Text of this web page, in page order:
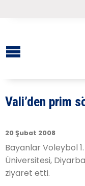
Vali’den prim
20 Şubat 2008
Bayanlar Voleybol
Üniversitesi,
ziyaret etti.